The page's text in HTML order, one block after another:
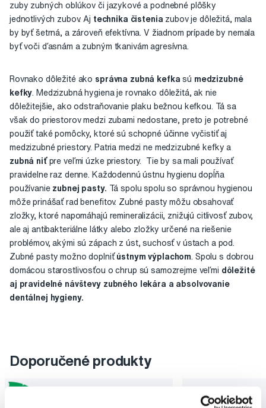
zuby zubných oblúkov či jazykové a podnebné plôšky
jednotlivých zubov. Aj technika čistenia zubov je dôležitá, mala
by byť šetrná, a zároveň efektívna. V žiadnom prípade by nemala
byť voči ďasnám a zubným tkanivám agresívna.
Rovnako dôležité ako správna zubná kefkasú medzizubné
kefky . Medzizubná hygiena je rovnako dôležitá, ak nie
dôležitejšie, ako odstraňovanie plaku bežnou kefkou. Tá sa
však do priestorov medzi zubami nedostane, preto je potrebné
použiť také pomôcky, ktoré sú schopné účinne vyčistiť aj
medzizubné priestory. Patria medzi ne medzizubné kefky a
zubná niťpre veľmi úzke priestory. Tie by sa mali používať
pravidelne raz denne. Každodennú ústnu hygienu dopĺňa
používanie zubnej pasty. Tá spolu spolu so správnou hygienou
môže prinášať rad benefitov. Zubné pasty môžu obsahovať
zložky, ktoré napomáhajú remineralizácii, znižujú citlivosť zubov,
ale aj antibakteriálne látky alebo zložky určené na riešenie
problémov, akými sú zápach z úst, suchosť v ústach a pod.
Zubné pasty možno doplniť ústnym výplachom . Spolu s dobrou
domácou starostlivosťou o chrup sú samozrejme veľmi dôležité
aj pravidelné návštevy zubného lekára a absolvovanie
dentálnej hygieny.
Doporučené produkty